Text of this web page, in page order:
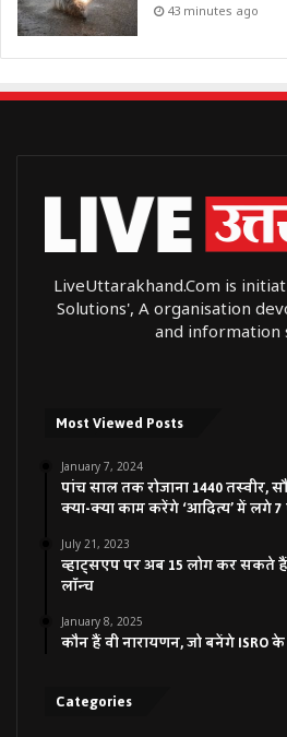
43 minutes ago
LiveUttarakhand.Com is
Solutions', A organisation
and information
Most Viewed Posts
January 7, 2024
पांच साल तक रोजाना 1440 तस्वीर,
क्या-क्या काम करेंगे ‘आदित्य’ में लगे
July 21, 2023
व्हाट्सएप पर अब 15 लोग कर सकते
लॉन्च
January 8, 2025
कौन हैं वी नारायणन, जो बनेंगे ISRO
Categories